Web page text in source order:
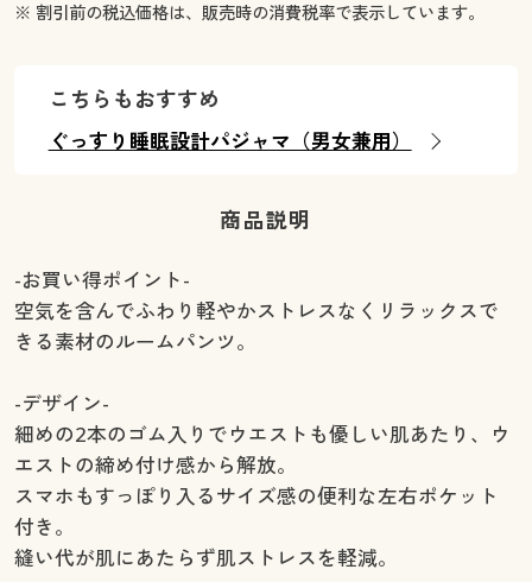
※ 割引前の税込価格は、販売時の消費税率で表示しています。
こちらもおすすめ
ぐっすり睡眠設計パジャマ（男女兼用）
商品説明
-お買い得ポイント-
空気を含んでふわり軽やかストレスなくリラックスで
きる素材のルームパンツ。
-デザイン-
細めの2本のゴム入りでウエストも優しい肌あたり、ウ
エストの締め付け感から解放。
スマホもすっぽり入るサイズ感の便利な左右ポケット
付き。
縫い代が肌にあたらず肌ストレスを軽減。